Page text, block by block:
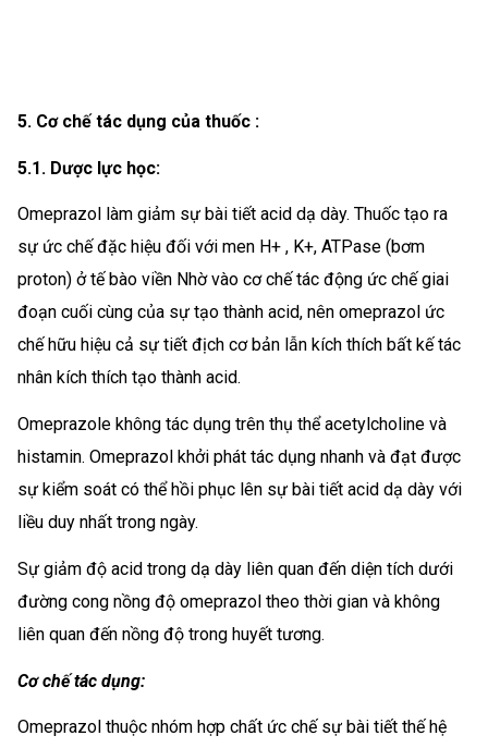
5. Cơ chế tác dụng của thuốc :
5.1. Dược lực học:
Omeprazol làm giảm sự bài tiết acid dạ dày. Thuốc tạo ra
sự ức chế đặc hiệu đối với men H+ , K+, ATPase (bơm
proton) ở tế bào viền Nhờ vào cơ chế tác động ức chế giai
đoạn cuối cùng của sự tạo thành acid, nên omeprazol ức
chế hữu hiệu cả sự tiết địch cơ bản lẫn kích thích bất kế tác
nhân kích thích tạo thành acid.
Omeprazole không tác dụng trên thụ thể acetylcholine và
histamin. Omeprazol khởi phát tác dụng nhanh và đạt được
sự kiểm soát có thể hồi phục lên sự bài tiết acid dạ dày với
liều duy nhất trong ngày.
Sự giảm độ acid trong dạ dày liên quan đến diện tích dưới
đường cong nồng độ omeprazol theo thời gian và không
liên quan đến nồng độ trong huyết tương.
Cơ chế tác dụng:
Omeprazol thuộc nhóm hợp chất ức chế sự bài tiết thế hệ